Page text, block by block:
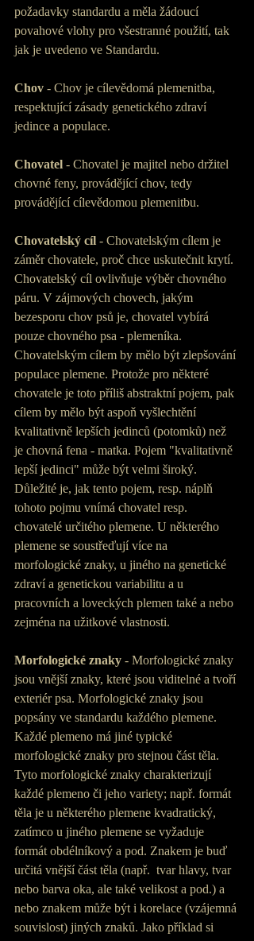
požadavky standardu a měla žádoucí
povahové vlohy pro všestranné použití, tak
jak je uvedeno ve Standardu.
Chov - Chov je cílevědomá plemenitba,
respektující zásady genetického zdraví
jedince a populace.
Chovatel - Chovatel je majitel nebo držitel
chovné feny, provádějící chov, tedy
provádějící cílevědomou plemenitbu.
Chovatelský cíl - Chovatelským cílem je
záměr chovatele, proč chce uskutečnit krytí.
Chovatelský cíl ovlivňuje výběr chovného
páru. V zájmových chovech, jakým
bezesporu chov psů je, chovatel vybírá
pouze chovného psa - plemeníka.
Chovatelským cílem by mělo být zlepšování
populace plemene. Protože pro některé
chovatele je toto příliš abstraktní pojem, pak
cílem by mělo být aspoň vyšlechtění
kvalitativně lepších jedinců (potomků) než
je chovná fena - matka. Pojem "kvalitativně
lepší jedinci" může být velmi široký.
Důležité je, jak tento pojem, resp. náplň
tohoto pojmu vnímá chovatel resp.
chovatelé určitého plemene. U některého
plemene se soustřeďují více na
morfologické znaky, u jiného na genetické
zdraví a genetickou variabilitu a u
pracovních a loveckých plemen také a nebo
zejména na užitkové vlastnosti.
Morfologické znaky - Morfologické znaky
jsou vnější znaky, které jsou viditelné a tvoří
exteriér psa. Morfologické znaky jsou
popsány ve standardu každého plemene.
Každé plemeno má jiné typické
morfologické znaky pro stejnou část těla.
Tyto morfologické znaky charakterizují
každé plemeno či jeho variety; např. formát
těla je u některého plemene kvadratický,
zatímco u jiného plemene se vyžaduje
formát obdélníkový a pod. Znakem je buď
určitá vnější část těla (např.  tvar hlavy, tvar
nebo barva oka, ale také velikost a pod.) a
nebo znakem může být i korelace (vzájemná
souvislost) jiných znaků. Jako příklad si